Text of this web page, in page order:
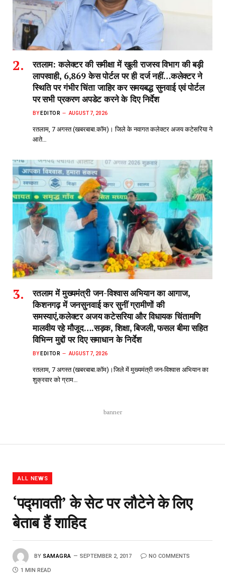
रतलाम: कलेक्टर की समीक्षा में खुली राजस्व विभाग की बड़ी
लापरवाही, 6,869 केस पोर्टल पर ही दर्ज नहीं…कलेक्टर ने
स्थिति पर गंभीर चिंता जाहिर कर समयबद्ध सुनवाई एवं पोर्टल
पर सभी प्रकरण अपडेट करने के दिए निर्देश
BY EDITOR AUGUST 7, 2026
रतलाम, 7 अगस्त (खबरबाबा.कॉम)। जिले के नवागत कलेक्टर अजय कटेसरिया ने
आते…
रतलाम में मुख्यमंत्री जन-विश्वास अभियान का आगाज,
किशनगढ़ में जनसुनवाई कर सुनीं ग्रामीणों की
समस्याएं,कलेक्टर अजय कटेसरिया और विधायक चिंतामणि
मालवीय रहे मौजूद….सड़क, शिक्षा, बिजली, फसल बीमा सहित
विभिन्न मुद्दों पर दिए समाधान के निर्देश
BY EDITOR AUGUST 7, 2026
रतलाम, 7 अगस्त (खबरबाबा.कॉम)।जिले में मुख्यमंत्री जन-विश्वास अभियान का
शुक्रवार को ग्राम…
banner
ALL NEWS
‘पद्मावती’ के सेट पर लौटेने के लिए
बेताब हैं शाहिद
BY SAMAGRA SEPTEMBER 2, 2017 NO COMMENTS
1 MIN READ